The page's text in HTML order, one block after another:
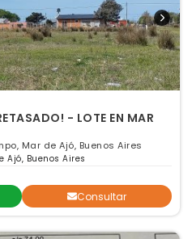
- LOTE EN MAR
Mar de Ajó, Buenos Aires
Ajó, Buenos Aires
Consultar